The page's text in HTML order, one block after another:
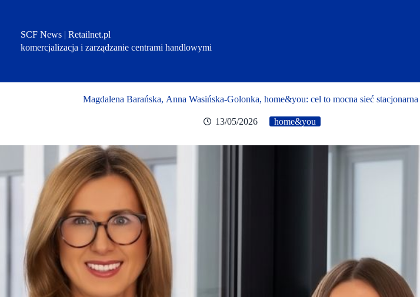
SCF News | Retailnet.pl
komercjalizacja i zarządzanie centrami handlowymi
Magdalena Barańska, Anna Wasińska-Golonka, home&you: cel to mocna sieć stacjonarna
13/05/2026 home&you